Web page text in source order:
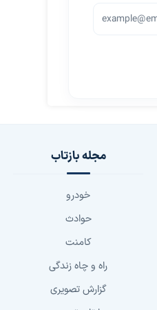
مجله بازتاب
خودرو
حوادث
کامنت
راه و چاه زندگی
گزارش تصویری